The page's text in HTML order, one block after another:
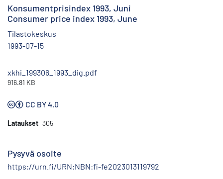
Konsumentprisindex 1993, Juni
Consumer price index 1993, June
Tilastokeskus
1993-07-15
xkhi_199306_1993_dig.pdf
916.81 KB
CC BY 4.0
Lataukset 305
Pysyvä osoite
https://urn.fi/URN:NBN:fi-fe2023013119792